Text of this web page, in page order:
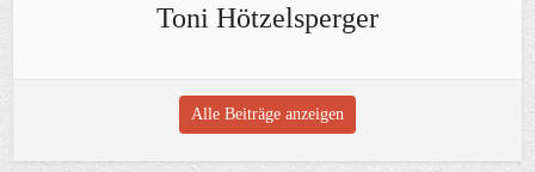
Toni Hötzelsperger
Alle Beiträge anzeigen